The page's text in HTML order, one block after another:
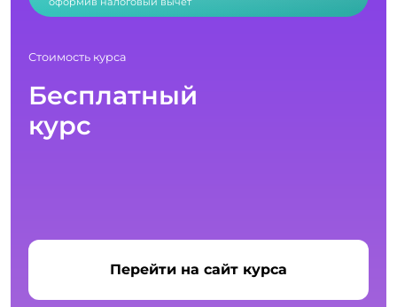
Стоимость курса
Бесплатный
курс
Перейти на сайт курса